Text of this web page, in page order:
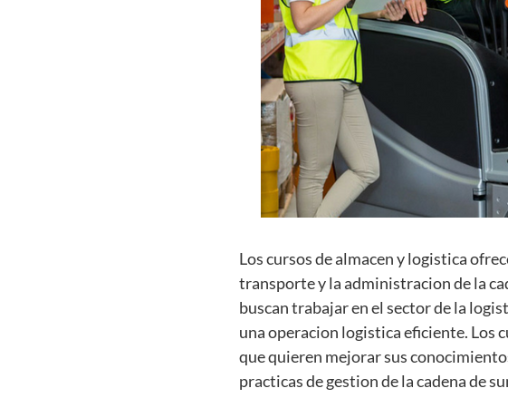
Los cursos de almacen y logistica
transporte y la administracion de la
buscan trabajar en el sector de la
una operacion logistica eficiente. Los
que quieren mejorar sus
practicas de gestion de la cadena de